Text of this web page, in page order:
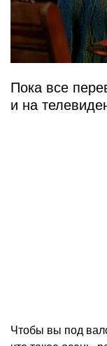
Пока все
и на
Чтобы вы под